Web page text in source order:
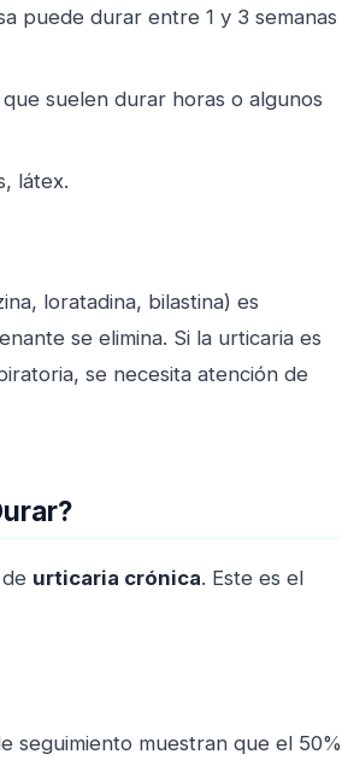
puede durar entre 1 y 3 semanas
suelen durar horas o algunos
látex.
loratadina, bilastina) es
se elimina. Si la urticaria es
se necesita atención de
urticaria crónica. Este es el
seguimiento muestran que el 50%